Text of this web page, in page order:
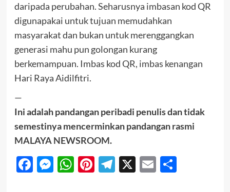
daripada perubahan. Seharusnya imbasan kod QR
digunapakai untuk tujuan memudahkan
masyarakat dan bukan untuk merenggangkan
generasi mahu pun golongan kurang
berkemampuan. Imbas kod QR, imbas kenangan
Hari Raya Aidilfitri.
—
Ini adalah pandangan peribadi penulis dan tidak
semestinya mencerminkan pandangan rasmi
MALAYA NEWSROOM.
Facebook
Messenger
WhatsApp
Pinterest
Telegram
X EmailShare